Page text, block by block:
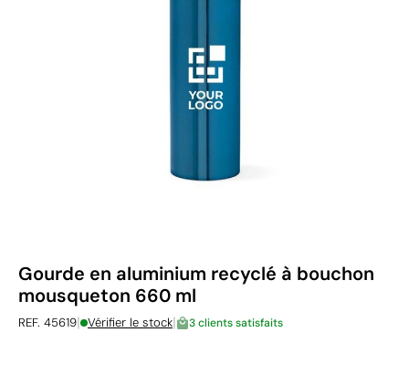
Gourde en aluminium recyclé à bouchon
mousqueton 660 ml
REF. 45619| Vérifier le stock| 3 clients satisfaits